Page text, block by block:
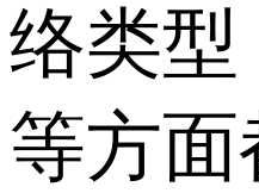
络类
等方